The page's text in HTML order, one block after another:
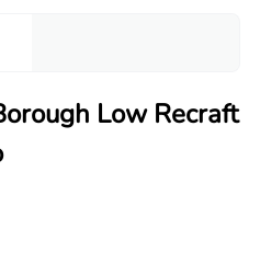
Low Recraft